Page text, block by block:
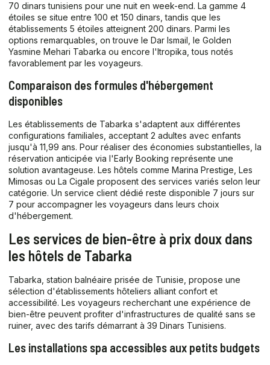
70 dinars tunisiens pour une nuit en week-end. La gamme 4
étoiles se situe entre 100 et 150 dinars, tandis que les
établissements 5 étoiles atteignent 200 dinars. Parmi les
options remarquables, on trouve le Dar Ismail, le Golden
Yasmine Mehari Tabarka ou encore l'Itropika, tous notés
favorablement par les voyageurs.
Comparaison des formules d'hébergement
disponibles
Les établissements de Tabarka s'adaptent aux différentes
configurations familiales, acceptant 2 adultes avec enfants
jusqu'à 11,99 ans. Pour réaliser des économies substantielles, la
réservation anticipée via l'Early Booking représente une
solution avantageuse. Les hôtels comme Marina Prestige, Les
Mimosas ou La Cigale proposent des services variés selon leur
catégorie. Un service client dédié reste disponible 7 jours sur
7 pour accompagner les voyageurs dans leurs choix
d'hébergement.
Les services de bien-être à prix doux dans
les hôtels de Tabarka
Tabarka, station balnéaire prisée de Tunisie, propose une
sélection d'établissements hôteliers alliant confort et
accessibilité. Les voyageurs recherchant une expérience de
bien-être peuvent profiter d'infrastructures de qualité sans se
ruiner, avec des tarifs démarrant à 39 Dinars Tunisiens.
Les installations spa accessibles aux petits budgets